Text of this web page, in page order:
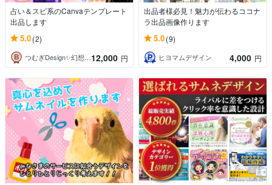
占い＆スピ系のCanvaテンプレート
出品します
5.0(2)
つむぎDesign✨幻想的な世界をお届け12,000 円
出品者様必見！魅力が伝わるココナ
ラ出品画像作ります
5.0(9)
ヒヨマムデザイン 4,000 円